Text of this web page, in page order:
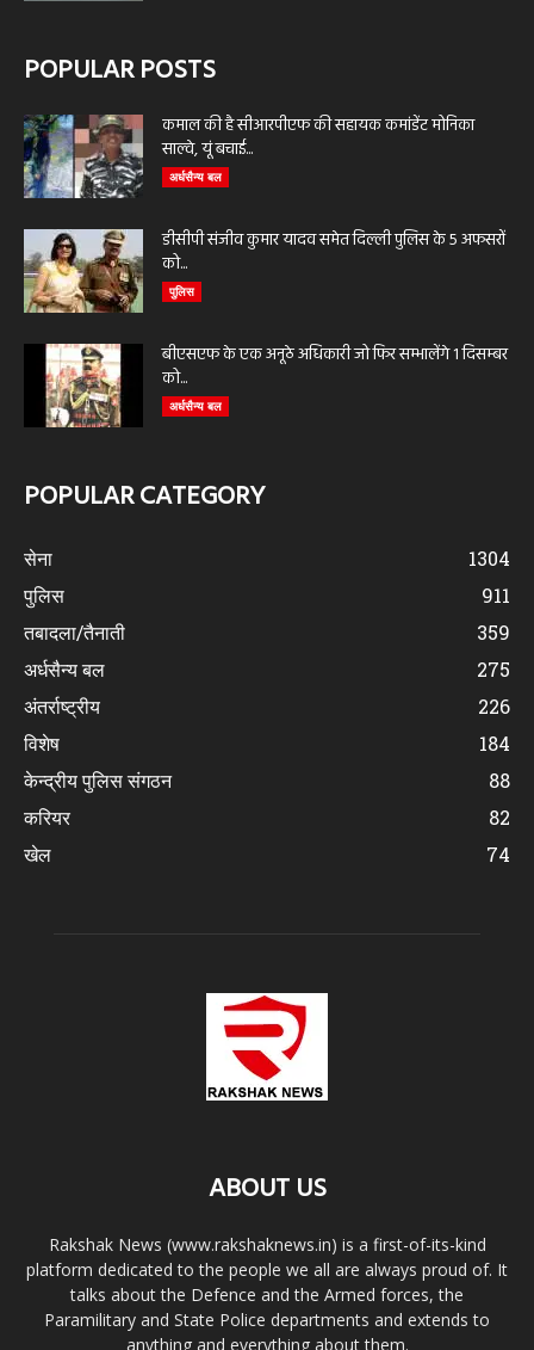
POPULAR POSTS
कमाल की है सीआरपीएफ की सहायक कमांडेंट मोनिका
साल्वे, यूं बचाई...
अर्धसैन्य बल
डीसीपी संजीव कुमार यादव समेत दिल्ली पुलिस के 5 अफसरों
को...
पुलिस
बीएसएफ के एक अनूठे अधिकारी जो फिर सम्भालेंगे 1 दिसम्बर
को...
अर्धसैन्य बल
POPULAR CATEGORY
सेना
1304
पुलिस
911
तबादला/तैनाती
359
अर्धसैन्य बल
275
अंतर्राष्ट्रीय
226
विशेष
184
केन्द्रीय पुलिस संगठन
88
करियर
82
खेल
74
ABOUT US
Rakshak News (www.rakshaknews.in) is a first-of-its-kind
platform dedicated to the people we all are always proud of. It
talks about the Defence and the Armed forces, the
Paramilitary and State Police departments and extends to
anything and everything about them.